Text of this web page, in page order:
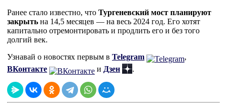
Ранее стало известно, что Тургеневский мост планируют
закрыть на 14,5 месяцев — на весь 2024 год. Его хотят
капитально отремонтировать и продлить его и без того
долгий век.
Узнавай о новостях первым в Telegram
,
ВКонтакте
и Дзен .